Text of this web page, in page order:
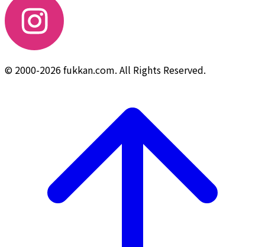
© 2000-2026 fukkan.com. All Rights Reserved.